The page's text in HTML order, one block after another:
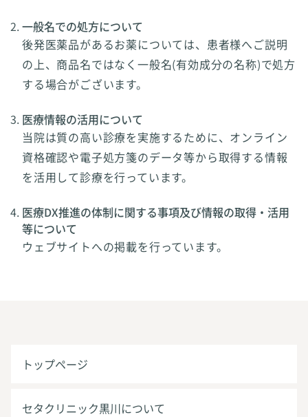
一般名での処方について
後発医薬品があるお薬については、患者様へご説明
の上、商品名ではなく一般名(有効成分の名称)で処方
する場合がございます。
医療情報の活用について
当院は質の高い診療を実施するために、オンライン
資格確認や電子処方箋のデータ等から取得する情報
を活用して診療を行っています。
医療DX推進の体制に関する事項及び情報の取得・活用
等について
ウェブサイトへの掲載を行っています。
トップページ
セタクリニック黒川について